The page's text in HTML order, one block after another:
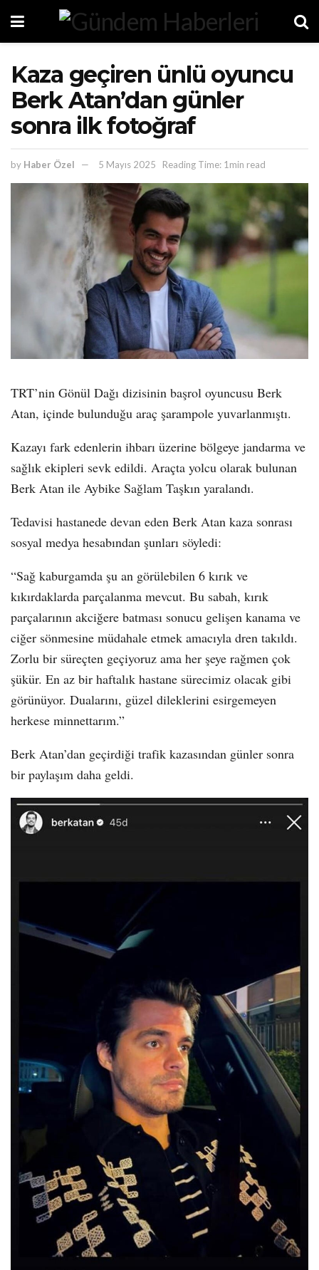
Kaza geçiren ünlü oyuncu
Berk Atan’dan günler
sonra ilk fotoğraf
by Haber Özel 5 Mayıs 2025 Reading Time: 1min read
TRT’nin Gönül Dağı dizisinin başrol oyuncusu Berk
Atan, içinde bulunduğu araç şarampole yuvarlanmıştı.
Kazayı fark edenlerin ihbarı üzerine bölgeye jandarma ve
sağlık ekipleri sevk edildi. Araçta yolcu olarak bulunan
Berk Atan ile Aybike Sağlam Taşkın yaralandı.
Tedavisi hastanede devan eden Berk Atan kaza sonrası
sosyal medya hesabından şunları söyledi:
“Sağ kaburgamda şu an görülebilen 6 kırık ve
kıkırdaklarda parçalanma mevcut. Bu sabah, kırık
parçalarının akciğere batması sonucu gelişen kanama ve
ciğer sönmesine müdahale etmek amacıyla dren takıldı.
Zorlu bir süreçten geçiyoruz ama her şeye rağmen çok
şükür. En az bir haftalık hastane sürecimiz olacak gibi
görünüyor. Dualarını, güzel dileklerini esirgemeyen
herkese minnettarım.”
Berk Atan’dan geçirdiği trafik kazasından günler sonra
bir paylaşım daha geldi.